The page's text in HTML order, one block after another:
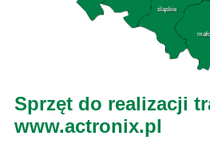
śląskie
Sprzęt do realizacji
www.actronix.pl